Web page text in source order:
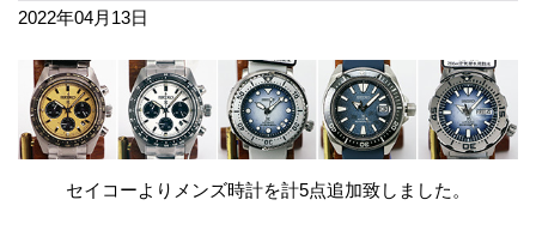
2022年04月13日
セイコーよりメンズ時計を計5点追加致しました。